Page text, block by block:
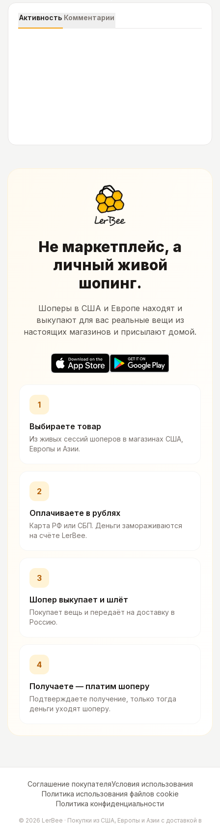
Активность Комментарии
Не маркетплейс, а
личный живой
шопинг.
Шоперы в США и Европе находят и
выкупают для вас реальные вещи из
настоящих магазинов и присылают домой.
1
Выбираете товар
Из живых сессий шоперов в магазинах США,
Европы и Азии.
2
Оплачиваете в рублях
Карта РФ или СБП. Деньги замораживаются
на счёте LerBee.
3
Шопер выкупает и шлёт
Покупает вещь и передаёт на доставку в
Россию.
4
Получаете — платим шоперу
Подтверждаете получение, только тогда
деньги уходят шоперу.
Соглашение покупателяУсловия использования
Политика использования файлов cookie
Политика конфиденциальности
© 2026 LerBee · Покупки из США, Европы и Азии с доставкой в